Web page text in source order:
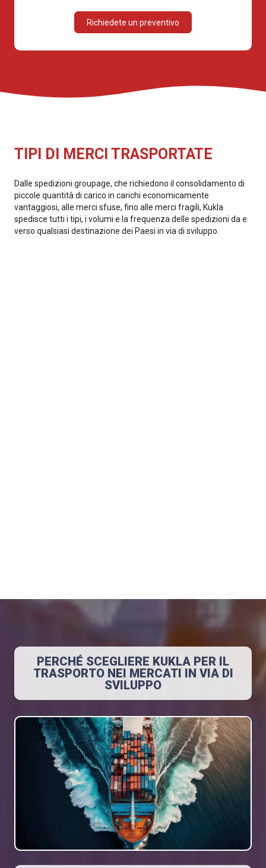
Richiedete un preventivo
TIPI DI MERCI TRASPORTATE
Dalle spedizioni groupage, che richiedono il consolidamento di
piccole quantità di carico in carichi economicamente
vantaggiosi, alle merci sfuse, fino alle merci fragili, Kukla
spedisce tutti i tipi, i volumi e la frequenza delle spedizioni da e
verso qualsiasi destinazione dei Paesi in via di sviluppo.
PERCHÉ SCEGLIERE KUKLA PER IL
TRASPORTO NEI MERCATI IN VIA DI
SVILUPPO